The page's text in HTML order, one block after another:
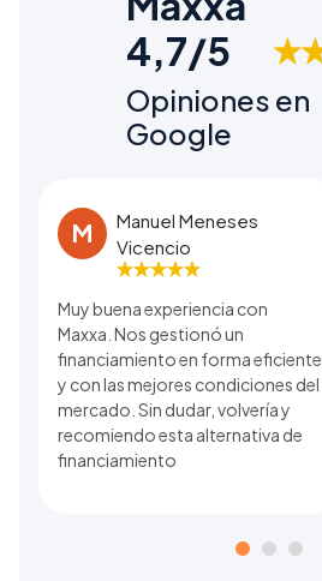
4,7/5
Opiniones en
Google
M
Manuel Meneses
Vicencio
Muy buena experiencia con
Maxxa. Nos gestionó un
financiamiento en forma eficiente
y con las mejores condiciones del
mercado. Sin dudar, volvería y
recomiendo esta alternativa de
financiamiento